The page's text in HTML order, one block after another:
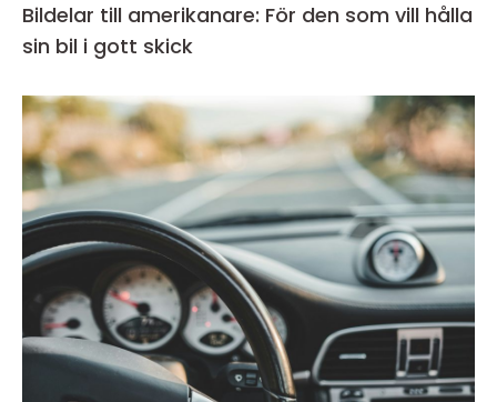
Bildelar till amerikanare: För den som vill hålla
sin bil i gott skick